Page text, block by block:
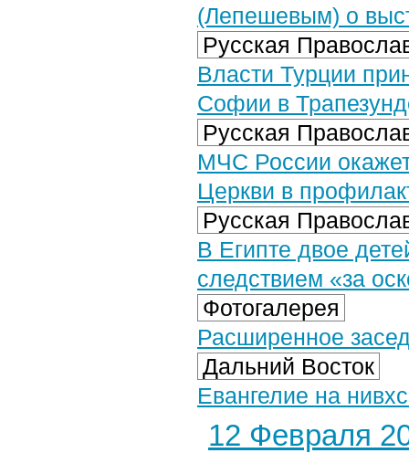
(Лепешевым) о
Русская
Власти Турции
Софии в
Русская
МЧС России
Церкви в
Русская
В Египте двое
следствием «за
Фотогалерея
Расширенное
Дальний Восток
Евангелие на
12 Февраля